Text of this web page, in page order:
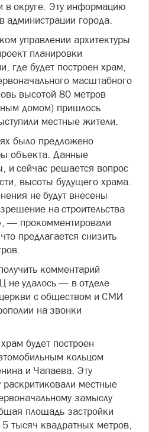
округе. Эту информацию
администрации города.
управлении архитектуры
планировки
где будет построен храм,
масштабного
высотой 80 метров
домом) пришлось
местные жители.
было предложено
объекта. Данные
и сейчас решается вопрос
высоты будущего храма.
не будут внесены
на строительства
— прокомментировали
предлагается снизить
комментарий
не удалось — в отделе
с обществом и СМИ
на звонки
будет построен
кольцом
и Чапаева. Эту
раскритиковали местные
замыслу
площадь застройки
тысяч квадратных метров,